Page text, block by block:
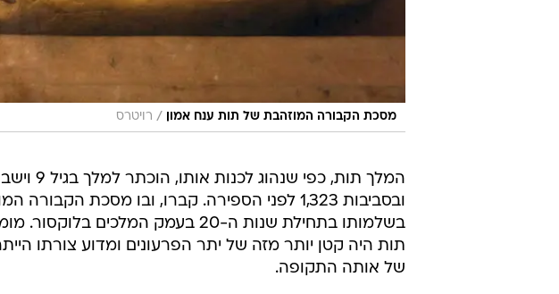
מסכת הקבורה המוזהבת של תות ענח אמון / רויטרס
ובסביבות 1,323 לפני הספירה. קברו, ובו מסכת
בשלמותו בתחילת שנות ה-20 בעמק
תות היה קטן יותר מזה של יתר הפרעונים ומדוע צורתו
של אותה התקופה.